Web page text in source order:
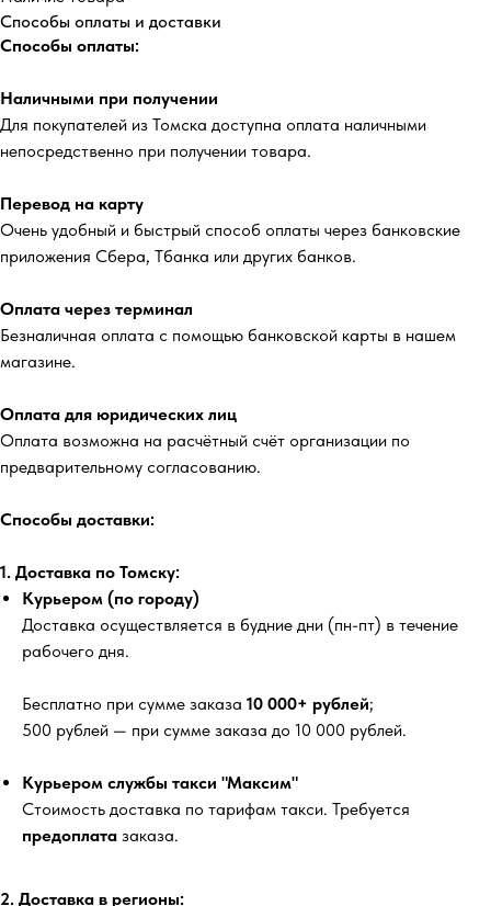
Способы оплаты и доставки
Способы оплаты:
Наличными при получении
Для покупателей из Томска доступна оплата наличными
непосредственно при получении товара.
Перевод на карту
Очень удобный и быстрый способ оплаты через банковские
приложения Сбера, Тбанка или других банков.
Оплата через терминал
Безналичная оплата с помощью банковской карты в нашем
магазине.
Оплата для юридических лиц
Оплата возможна на расчётный счёт организации по
предварительному согласованию.
Способы доставки:
1. Доставка по Томску:
Курьером (по городу)
Доставка осуществляется в будние дни (пн-пт) в течение
рабочего дня.
Бесплатно при сумме заказа 10 000+ рублей;
500 рублей — при сумме заказа до 10 000 рублей.
Курьером службы такси "Максим"
Стоимость доставка по тарифам такси. Требуется
предоплата заказа.
2. Доставка в регионы: